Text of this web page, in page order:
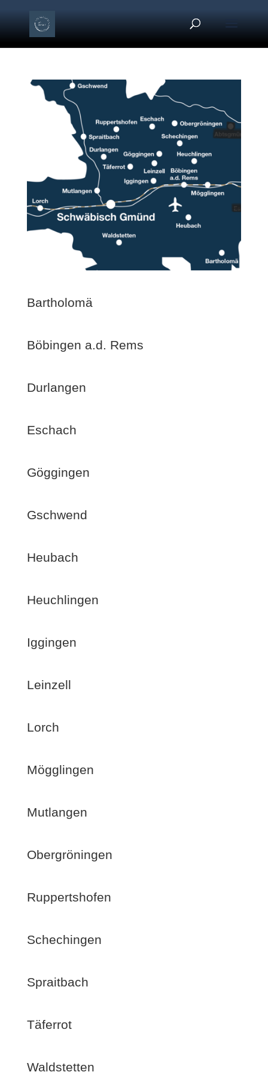
Bartholomä
Böbingen a.d. Rems
Durlangen
Eschach
Göggingen
Gschwend
Heubach
Heuchlingen
Iggingen
Leinzell
Lorch
Mögglingen
Mutlangen
Obergröningen
Ruppertshofen
Schechingen
Spraitbach
Täferrot
Waldstetten